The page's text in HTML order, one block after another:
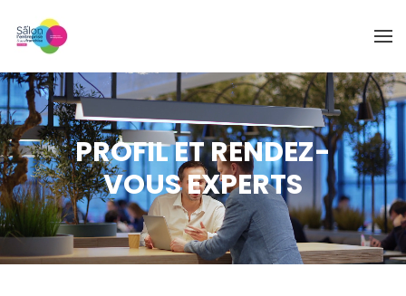
Skip to main content
PROFIL ET RENDEZ-
VOUS EXPERTS